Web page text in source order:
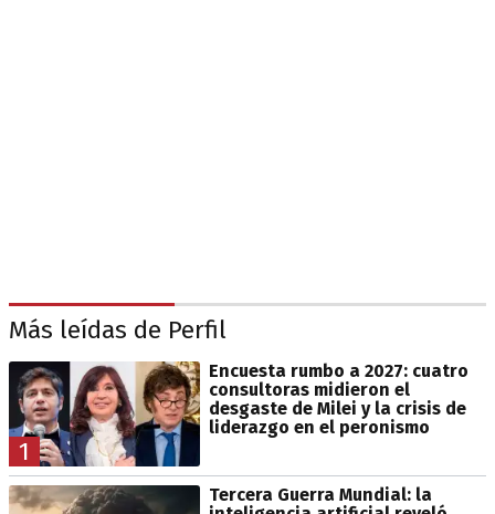
Más leídas de Perfil
1
Encuesta rumbo a 2027: cuatro
consultoras midieron el
desgaste de Milei y la crisis de
liderazgo en el peronismo
Tercera Guerra Mundial: la